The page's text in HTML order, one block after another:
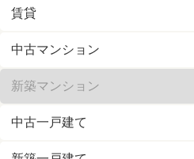
賃貸
中古マンション
新築マンション
中古一戸建て